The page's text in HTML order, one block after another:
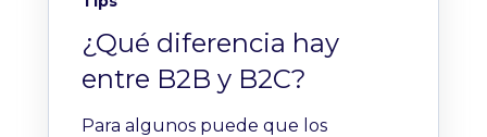
¿Qué diferencia hay
entre B2B y B2C?
Para algunos puede que los